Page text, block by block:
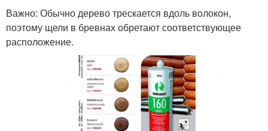
Важно: Обычно дерево трескается вдоль волокон,
поэтому щели в бревнах обретают соответствующее
расположение.